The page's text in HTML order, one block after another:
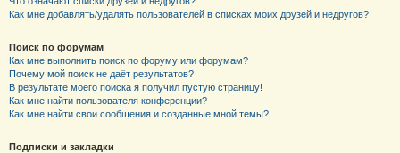
Как мне добавлять/удалять пользователей в списках моих друзей и недругов?
Поиск по форумам
Как мне выполнить поиск по форуму или форумам?
Почему мой поиск не даёт результатов?
В результате моего поиска я получил пустую страницу!
Как мне найти пользователя конференции?
Как мне найти свои сообщения и созданные мной темы?
Подписки и закладки